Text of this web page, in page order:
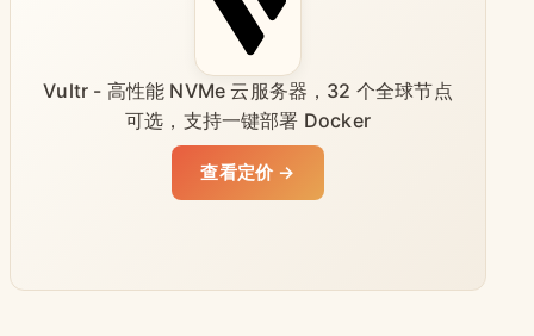
Vultr - 高性能 NVMe 云服务器，32 个全球节点
可选，支持一键部署 Docker
查看定价 →